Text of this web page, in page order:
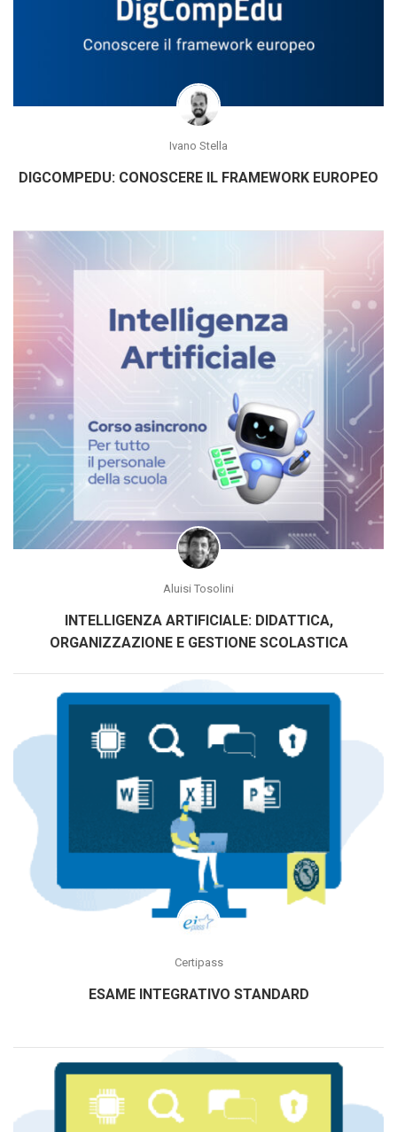
Ivano Stella
DIGCOMPEDU: CONOSCERE IL FRAMEWORK EUROPEO
Aluisi Tosolini
INTELLIGENZA ARTIFICIALE: DIDATTICA,
ORGANIZZAZIONE E GESTIONE SCOLASTICA
Certipass
ESAME INTEGRATIVO STANDARD